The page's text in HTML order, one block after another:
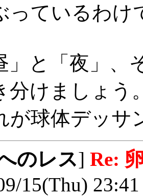
っているわけ
」と「夜」
分けましょう
が球体デッサ
のレス] Re:
15(Thu) 23:41